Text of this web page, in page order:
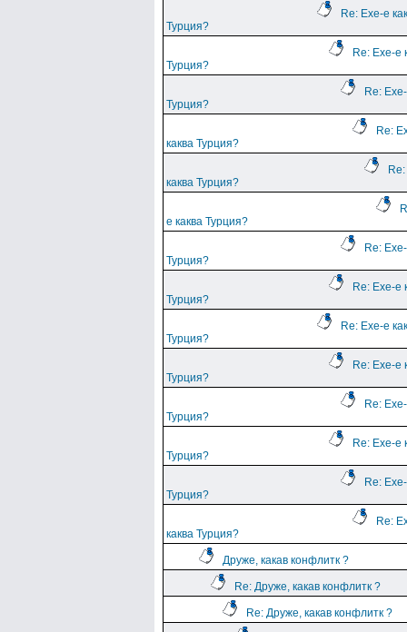
Re: Ехе-е
Турция?
Re: Ехе-е
Турция?
Re:
Турция?
Re:
каква Турция?
каква Турция?
е каква Турция?
Re:
Турция?
Re: Ехе-е
Турция?
Re: Ехе-е
Турция?
Re: Ехе-е
Турция?
Re:
Турция?
Re: Ехе-е
Турция?
Re:
Турция?
Re:
каква Турция?
Друже, какав конфлитк ?
Re: Друже, какав конфлитк ?
Re: Друже, какав конфлитк ?